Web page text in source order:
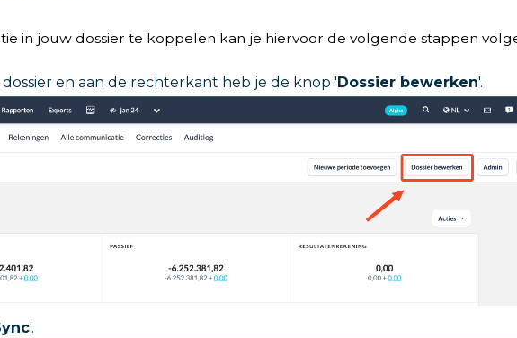
in jouw dossier te koppelen kan je hiervoor de volgende stappen
en aan de rechterkant heb je de knop 'Dossier bewerken'.
'.